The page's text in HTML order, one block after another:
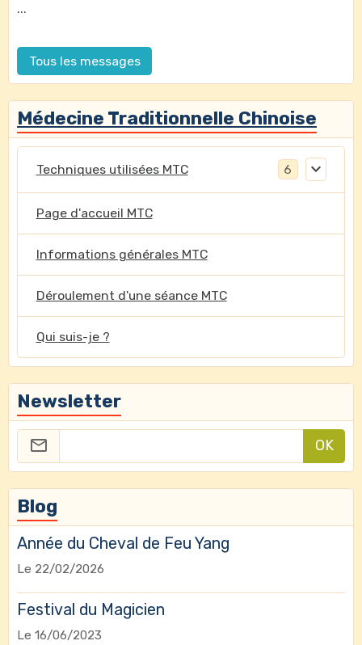
...
Tous les messages
Médecine Traditionnelle Chinoise
Techniques utilisées MTC 6
Page d'accueil MTC
Informations générales MTC
Déroulement d'une séance MTC
Qui suis-je ?
Newsletter
OK
Blog
Année du Cheval de Feu Yang
Le 22/02/2026
Festival du Magicien
Le 16/06/2023